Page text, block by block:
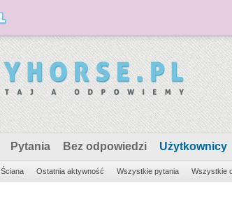
Pytania Bez odpowiedzi Użytkownicy
Ściana Ostatnia aktywność Wszystkie pytania Wszystkie